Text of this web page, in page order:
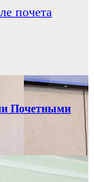
почета
Почетными